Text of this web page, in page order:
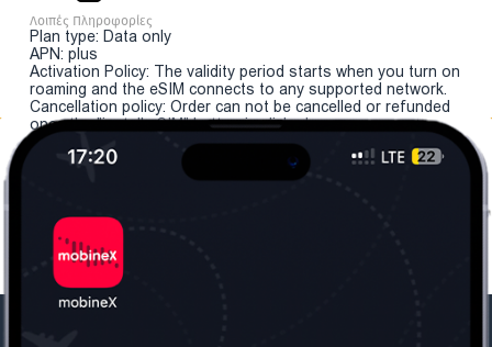
Λοιπές Πληροφορίες
Plan type: Data only
APN: plus
Activation Policy: The validity period starts when you turn on
roaming and the eSIM connects to any supported network.
Cancellation policy: Order can not be cancelled or refunded
once the "install eSIM" button is clicked.